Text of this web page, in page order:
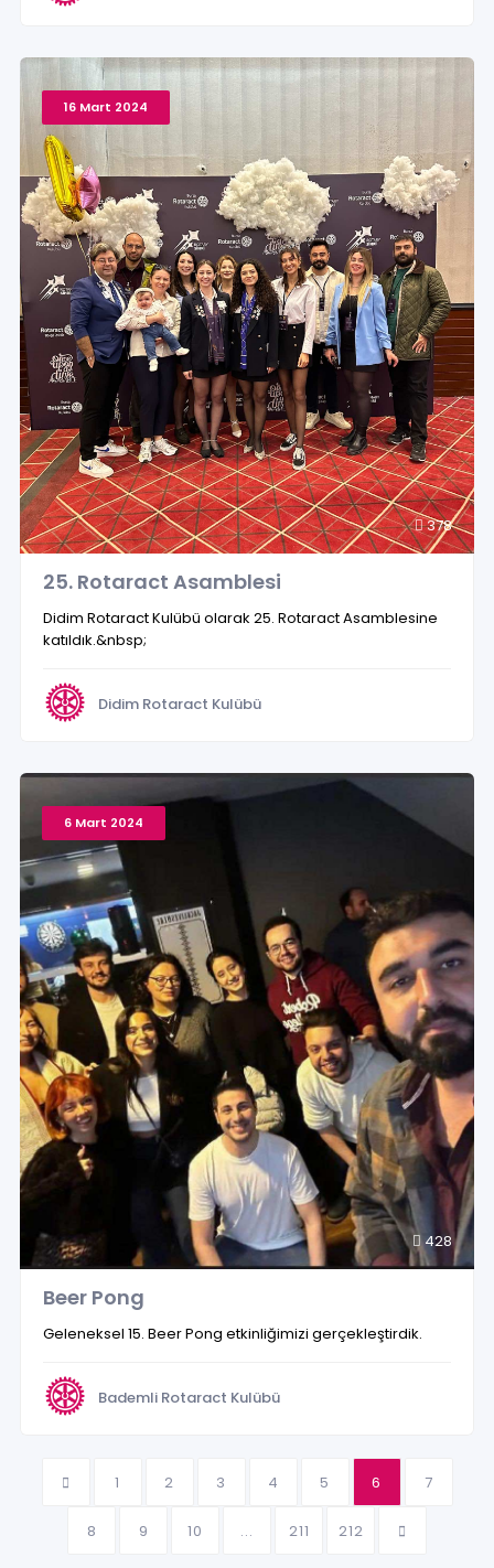
16 Mart 2024
378
25. Rotaract Asamblesi
Didim Rotaract Kulübü olarak 25. Rotaract Asamblesine
katıldık.&nbsp;
Didim Rotaract Kulübü
6 Mart 2024
428
Beer Pong
Geleneksel 15. Beer Pong etkinliğimizi gerçekleştirdik.
Bademli Rotaract Kulübü
1 2 3 4 5 6 7
8 9 10 ... 211 212